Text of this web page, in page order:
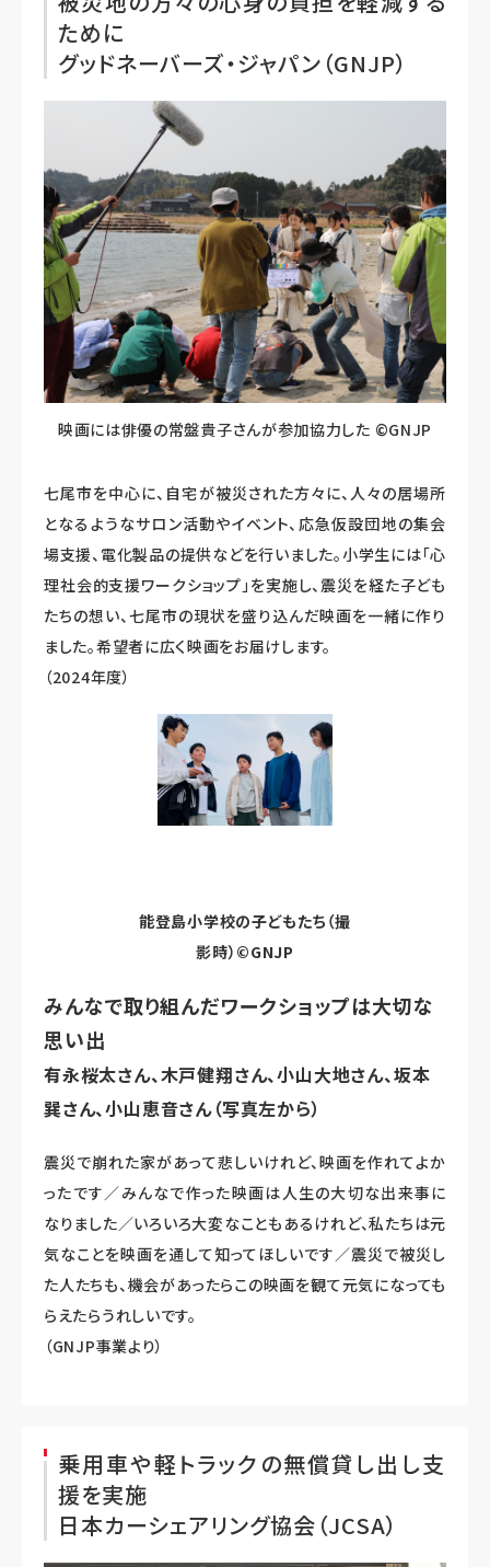
ために
グッドネーバーズ・ジャパン（GNJP）
映画には俳優の常盤貴子さんが参加協力した ©GNJP
七尾市を中心に、自宅が被災された方々に、人々の居場所
となるようなサロン活動やイベント、応急仮設団地の集会
場支援、電化製品の提供などを行いました。小学生には「心
理社会的支援ワークショップ」を実施し、震災を経た子ども
たちの想い、七尾市の現状を盛り込んだ映画を一緒に作り
ました。希望者に広く映画をお届けします。
（2024年度）
能登島小学校の子どもたち（撮
影時）©GNJP
みんなで取り組んだワークショップは大切な
思い出
有永桜太さん、木戸健翔さん、小山大地さん、坂本
巽さん、小山恵音さん（写真左から）
震災で崩れた家があって悲しいけれど、映画を作れてよか
ったです／みんなで作った映画は人生の大切な出来事に
なりました／いろいろ大変なこともあるけれど、私たちは元
気なことを映画を通して知ってほしいです／震災で被災し
た人たちも、機会があったらこの映画を観て元気になっても
らえたらうれしいです。
（GNJP事業より）
乗用車や軽トラックの無償貸し出し支
援を実施
日本カーシェアリング協会（JCSA）